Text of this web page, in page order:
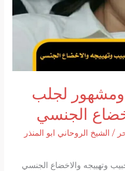
لجلب
الجنسي
/ الشيخ الروحاني ابو المنذر
وتهييجه والاخضاع الجنسي